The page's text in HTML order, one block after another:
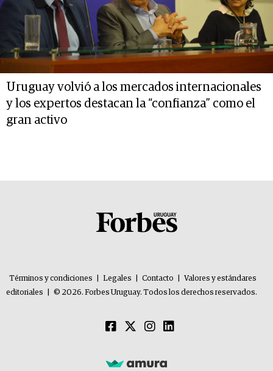
Uruguay volvió a los mercados internacionales
y los expertos destacan la “confianza” como el
gran activo
Términos y condiciones Legales Contacto
Valores y estándares
editoriales
© 2026. Forbes Uruguay. Todos los derechos reservados.